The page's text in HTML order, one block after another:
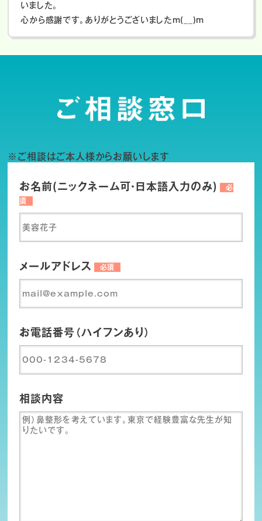
いました。
心から感謝です。ありがとうございましたm(__)m
※ご相談はご本人様からお願いします
お名前(ニックネーム可・日本語入力のみ)
必
須
メールアドレス 必須
お電話番号（ハイフンあり）
相談内容